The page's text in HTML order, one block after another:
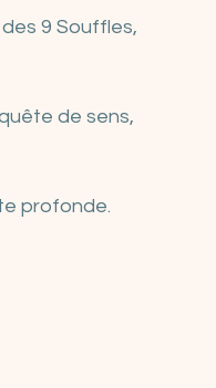
9 Souffles,
de sens,
profonde.